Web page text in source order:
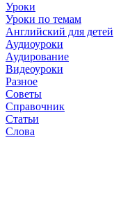
Уроки
Уроки по темам
Английский для детей
Аудиоуроки
Аудирование
Видеоуроки
Разное
Советы
Справочник
Статьи
Слова